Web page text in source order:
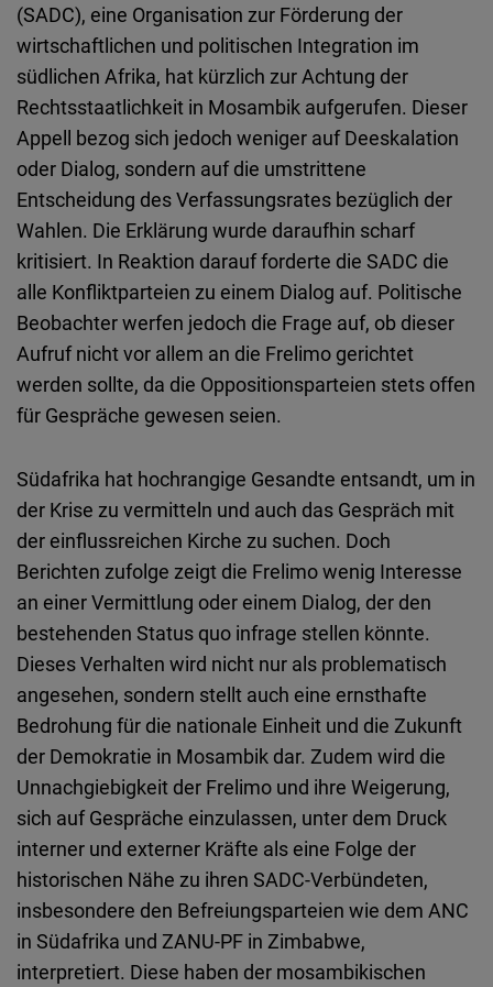
(SADC), eine Organisation zur Förderung der
wirtschaftlichen und politischen Integration im
südlichen Afrika, hat kürzlich zur Achtung der
Rechtsstaatlichkeit in Mosambik aufgerufen. Dieser
Appell bezog sich jedoch weniger auf Deeskalation
oder Dialog, sondern auf die umstrittene
Entscheidung des Verfassungsrates bezüglich der
Wahlen. Die Erklärung wurde daraufhin scharf
kritisiert. In Reaktion darauf forderte die SADC die
alle Konfliktparteien zu einem Dialog auf. Politische
Beobachter werfen jedoch die Frage auf, ob dieser
Aufruf nicht vor allem an die Frelimo gerichtet
werden sollte, da die Oppositionsparteien stets offen
für Gespräche gewesen seien.
Südafrika hat hochrangige Gesandte entsandt, um in
der Krise zu vermitteln und auch das Gespräch mit
der einflussreichen Kirche zu suchen. Doch
Berichten zufolge zeigt die Frelimo wenig Interesse
an einer Vermittlung oder einem Dialog, der den
bestehenden Status quo infrage stellen könnte.
Dieses Verhalten wird nicht nur als problematisch
angesehen, sondern stellt auch eine ernsthafte
Bedrohung für die nationale Einheit und die Zukunft
der Demokratie in Mosambik dar. Zudem wird die
Unnachgiebigkeit der Frelimo und ihre Weigerung,
sich auf Gespräche einzulassen, unter dem Druck
interner und externer Kräfte als eine Folge der
historischen Nähe zu ihren SADC-Verbündeten,
insbesondere den Befreiungsparteien wie dem ANC
in Südafrika und ZANU-PF in Zimbabwe,
interpretiert. Diese haben der mosambikischen